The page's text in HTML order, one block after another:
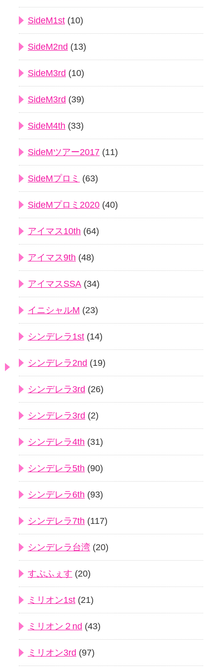
SideM1st (10)
SideM2nd (13)
SideM3rd (10)
SideM3rd (39)
SideM4th (33)
SideMツアー2017 (11)
SideMプロミ (63)
SideMプロミ2020 (40)
アイマス10th (64)
アイマス9th (48)
アイマスSSA (34)
イニシャルM (23)
シンデレラ1st (14)
シンデレラ2nd (19)
シンデレラ3rd (26)
シンデレラ3rd (2)
シンデレラ4th (31)
シンデレラ5th (90)
シンデレラ6th (93)
シンデレラ7th (117)
シンデレラ台湾 (20)
すぷふぇす (20)
ミリオン1st (21)
ミリオン２nd (43)
ミリオン3rd (97)